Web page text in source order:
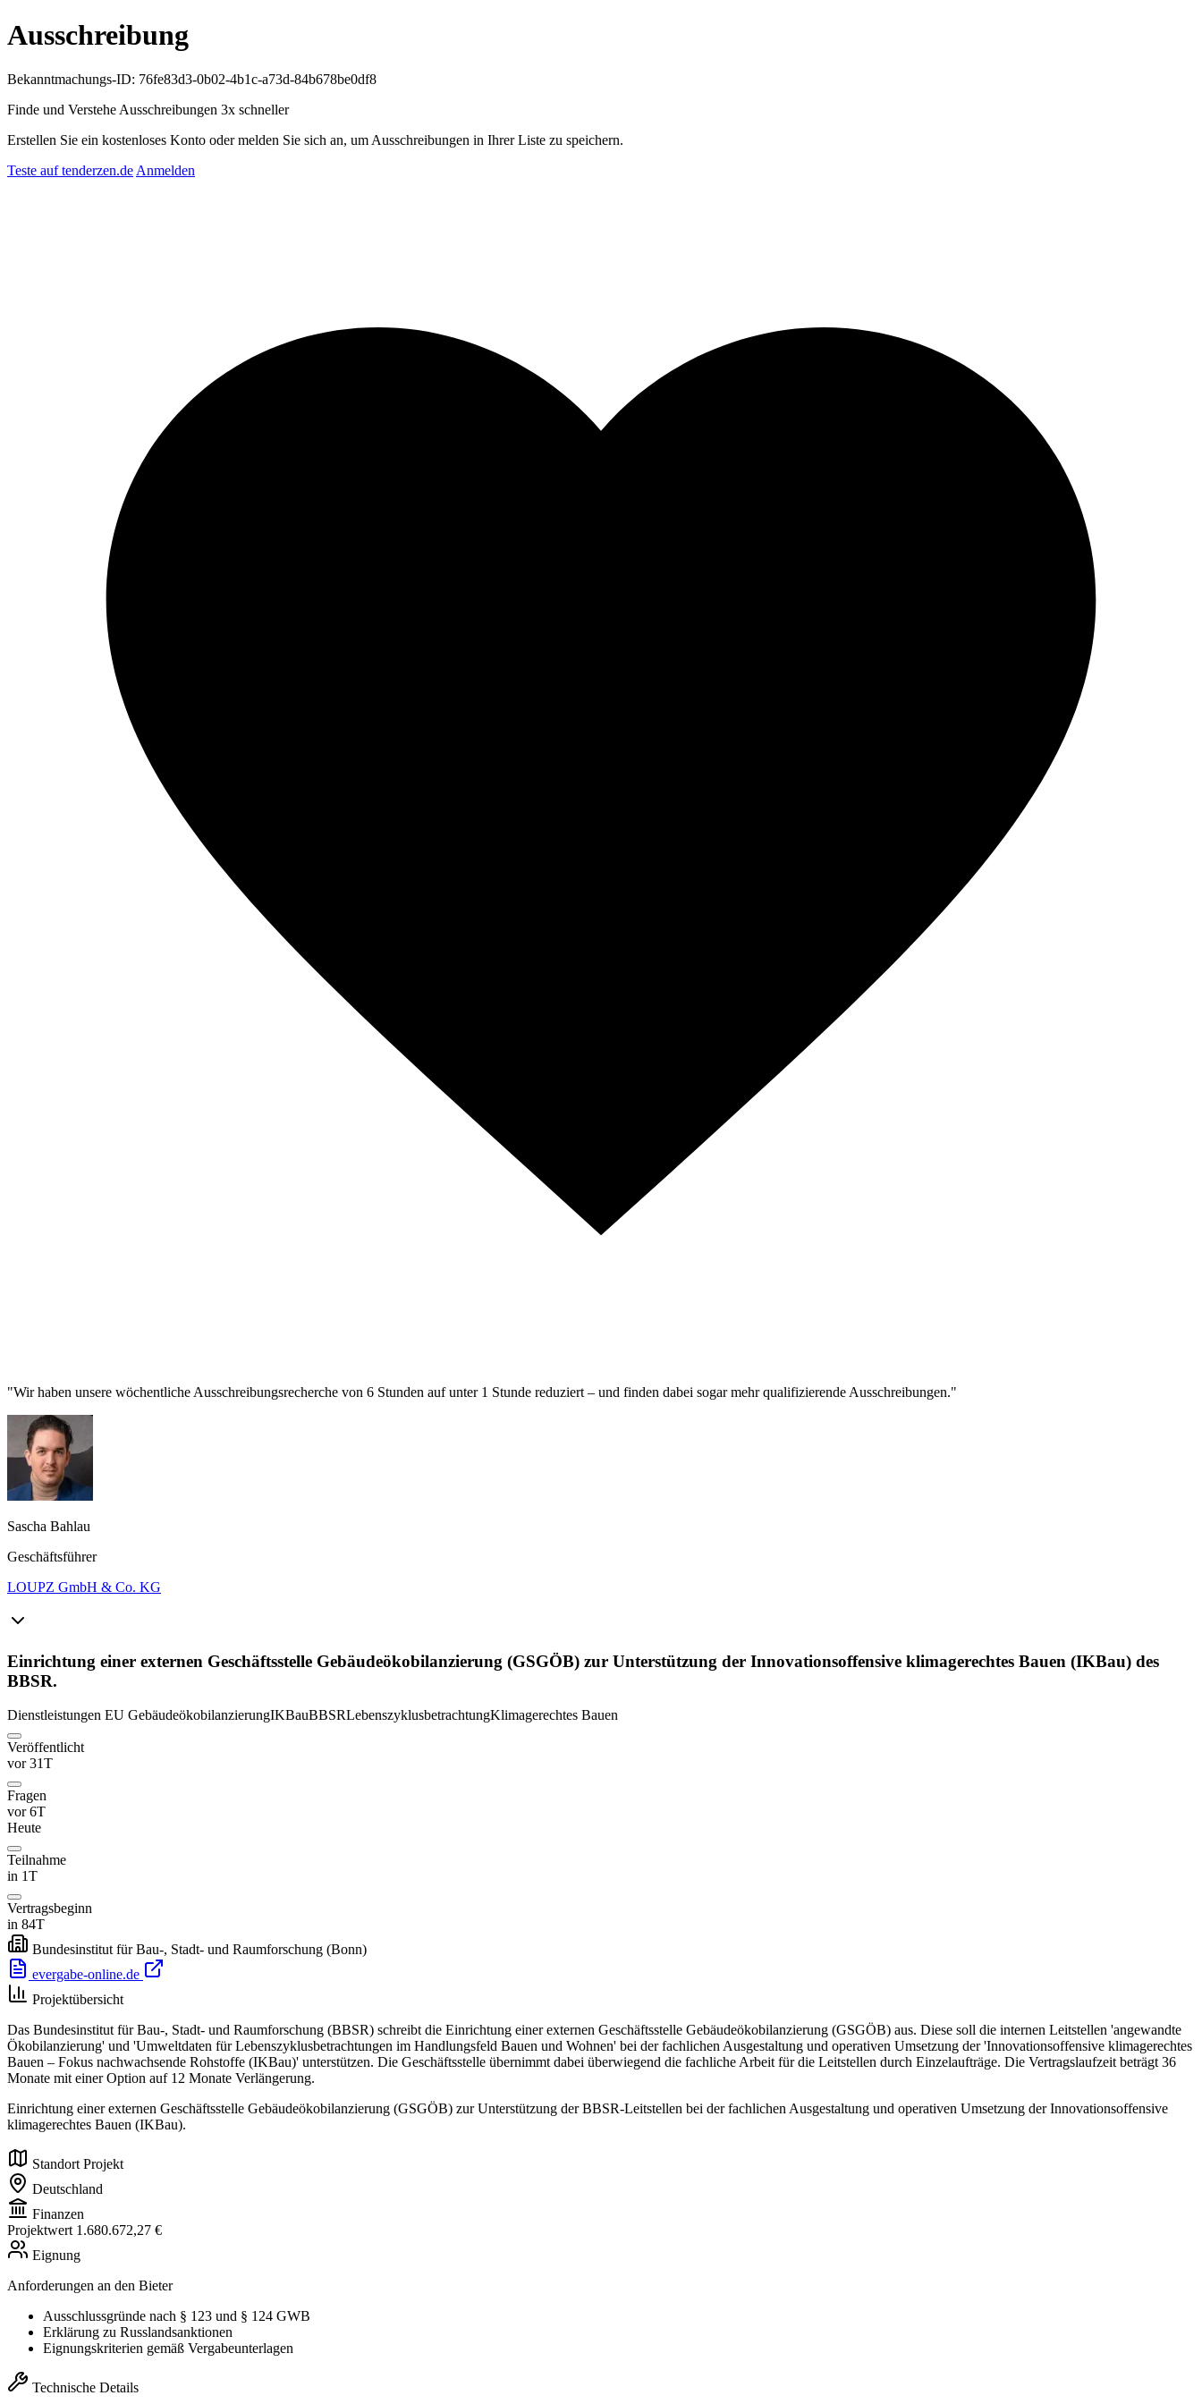
Ausschreibung
Bekanntmachungs-ID: 76fe83d3-0b02-4b1c-a73d-84b678be0df8
Finde und Verstehe Ausschreibungen 3x schneller
Erstellen Sie ein kostenloses Konto oder melden Sie sich an, um Ausschreibungen in Ihrer Liste zu speichern.
Teste auf tenderzen.de Anmelden
"Wir haben unsere wöchentliche Ausschreibungsrecherche von 6 Stunden auf unter 1 Stunde reduziert – und finden dabei sogar mehr qualifizierende Ausschreibungen."
Sascha Bahlau
Geschäftsführer
LOUPZ GmbH & Co. KG
Einrichtung einer externen Geschäftsstelle Gebäudeökobilanzierung (GSGÖB) zur Unterstützung der Innovationsoffensive klimagerechtes Bauen (IKBau) des
BBSR.
Dienstleistungen EU GebäudeökobilanzierungIKBauBBSRLebenszyklusbetrachtungKlimagerechtes Bauen
Veröffentlicht
vor 31T
Fragen
vor 6T
Heute
Teilnahme
in 1T
Vertragsbeginn
in 84T
Bundesinstitut für Bau-, Stadt- und Raumforschung (Bonn)
evergabe-online.de
Projektübersicht
Das Bundesinstitut für Bau-, Stadt- und Raumforschung (BBSR) schreibt die Einrichtung einer externen Geschäftsstelle Gebäudeökobilanzierung (GSGÖB) aus. Diese soll die internen Leitstellen 'angewandte
Ökobilanzierung' und 'Umweltdaten für Lebenszyklusbetrachtungen im Handlungsfeld Bauen und Wohnen' bei der fachlichen Ausgestaltung und operativen Umsetzung der 'Innovationsoffensive klimagerechtes
Bauen – Fokus nachwachsende Rohstoffe (IKBau)' unterstützen. Die Geschäftsstelle übernimmt dabei überwiegend die fachliche Arbeit für die Leitstellen durch Einzelaufträge. Die Vertragslaufzeit beträgt 36
Monate mit einer Option auf 12 Monate Verlängerung.
Einrichtung einer externen Geschäftsstelle Gebäudeökobilanzierung (GSGÖB) zur Unterstützung der BBSR-Leitstellen bei der fachlichen Ausgestaltung und operativen Umsetzung der Innovationsoffensive
klimagerechtes Bauen (IKBau).
Standort Projekt
Deutschland
Finanzen
Projektwert 1.680.672,27 €
Eignung
Anforderungen an den Bieter
Ausschlussgründe nach § 123 und § 124 GWB
Erklärung zu Russlandsanktionen
Eignungskriterien gemäß Vergabeunterlagen
Technische Details